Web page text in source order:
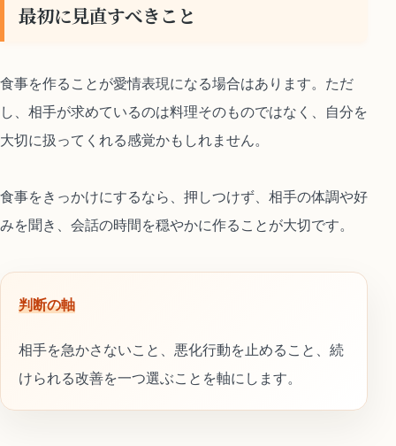
最初に見直すべきこと
食事を作ることが愛情表現になる場合はあります。ただ
し、相手が求めているのは料理そのものではなく、自分を
大切に扱ってくれる感覚かもしれません。
食事をきっかけにするなら、押しつけず、相手の体調や好
みを聞き、会話の時間を穏やかに作ることが大切です。
判断の軸
相手を急かさないこと、悪化行動を止めること、続
けられる改善を一つ選ぶことを軸にします。